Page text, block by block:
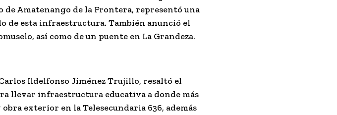
Amatenango de la Frontera, representó una
de esta infraestructura. También anunció el
así como de un puente en La Grandeza.
Ildelfonso Jiménez Trujillo, resaltó el
llevar infraestructura educativa a donde más
exterior en la Telesecundaria 636, además